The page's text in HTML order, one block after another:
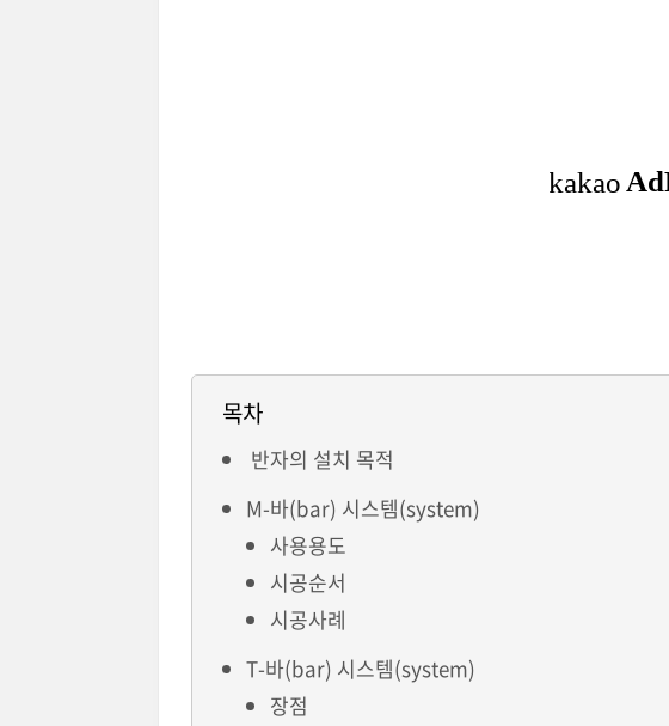
목차
반자의 설치 목적
M-바(bar) 시스템(system)
사용용도
시공순서
시공사례
T-바(bar) 시스템(system)
장점